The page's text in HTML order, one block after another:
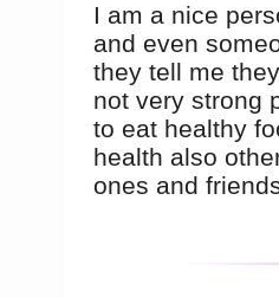
I am a nice
and even
they tell me
not very strong
to eat healthy
health also
ones and